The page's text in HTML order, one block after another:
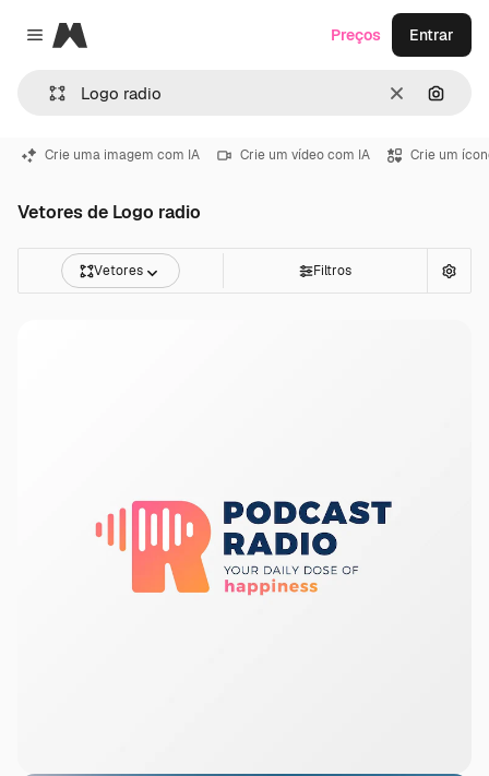
Close menu
Magnific
Limpar
Preços Entrar
Crie uma imagem com IA Crie um vídeo com IA Crie um
Vetores de Logo radio
Vetores Filtros